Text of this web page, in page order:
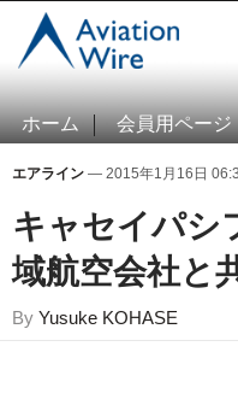
ホーム 会員用ページ
エアライン — 2015年1月16日
キャセイパシ
域航空会社と
By Yusuke KOHASE